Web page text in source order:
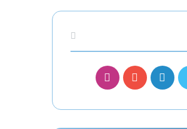
تويتر لينكدإنيوتيوبانستقرام